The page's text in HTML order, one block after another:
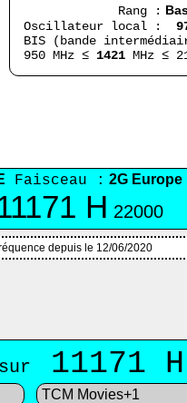
Rang :
Oscillateur local :
BIS (bande
950 MHz ≤ 1421 MHz ≤
Faisceau : 2G Europe
H 22000
depuis le 12/06/2020
11171 H
TCM Movies+1